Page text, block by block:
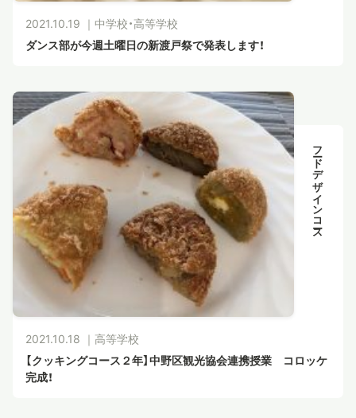
2021.10.19 ｜ 中学校・高等学校
ダンス部が今週土曜日の新渡戸祭で発表します！
フードデザインコース
2021.10.18 ｜ 高等学校
【クッキングコース２年】中野区観光協会連携授業 コロッケ
完成！